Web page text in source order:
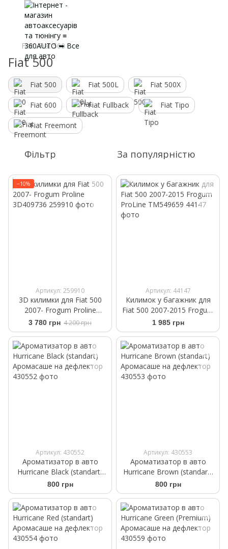
Fiat Fiat 500
Fiat 500
Fiat 500 Fiat 500L Fiat 500X
Fiat 600 Fiat Fullback Fiat Tipo
Fiat Freemont
Фільтр За популярністю
−10%
Артикул: 259910
3D килимки для Fiat 500
2007- Frogum Proline
3D409736
3 780 грн 4 200 грн
Артикул: 44147
Килимок у багажник для
Fiat 500 2007-2015 Frogum
ProLine TM549659
1 985 грн
Артикул: 430552
Ароматизатор в авто
Hurricane Black (standart)
Аромасаше на дефлектор
800 грн
Артикул: 430553
Ароматизатор в авто
Hurricane Brown (standart)
Аромасаше на дефлектор
800 грн